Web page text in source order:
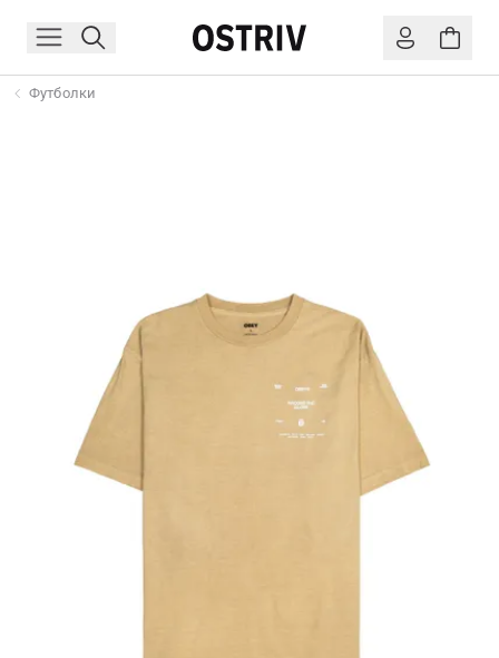
Футболки